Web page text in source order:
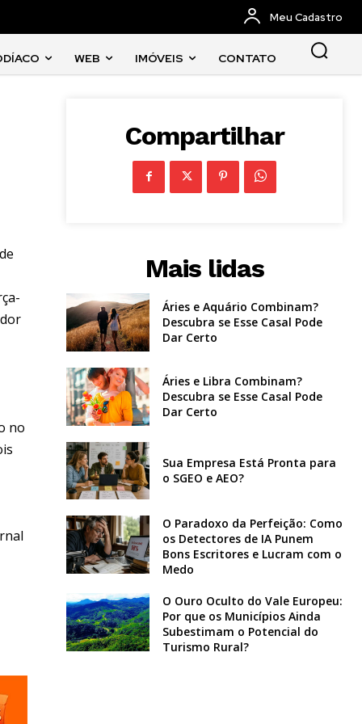
Meu Cadastro
WEB IMÓVEIS CONTATO
no
Compartilhar
Mais lidas
Áries e Aquário Combinam?
Descubra se Esse Casal Pode
Dar Certo
Áries e Libra Combinam?
Descubra se Esse Casal Pode
Dar Certo
Sua Empresa Está Pronta para
o SGEO e AEO?
O Paradoxo da Perfeição: Como
os Detectores de IA Punem
Bons Escritores e Lucram com o
Medo
O Ouro Oculto do Vale Europeu:
Por que os Municípios Ainda
Subestimam o Potencial do
Turismo Rural?